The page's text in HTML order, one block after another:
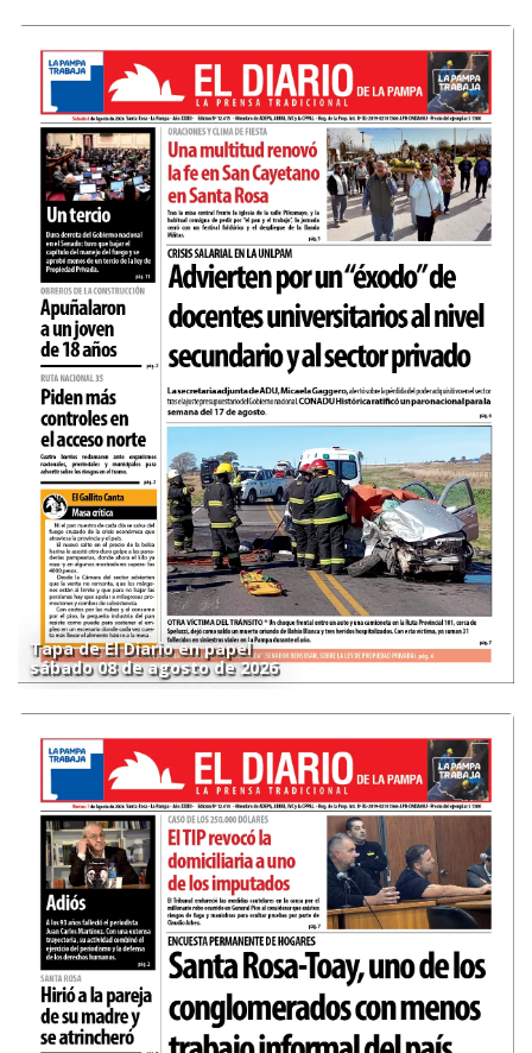
Tapa de El Diario en papel
sábado 08 de agosto de 2026